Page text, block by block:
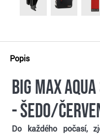
Popis
Big Max
- šedo/
Do každého počasí,